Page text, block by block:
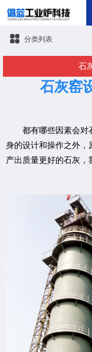
分类列表
石
石灰窑
都有哪些因素会对石
身的设计和操作之外，
产出质量更好的石灰，